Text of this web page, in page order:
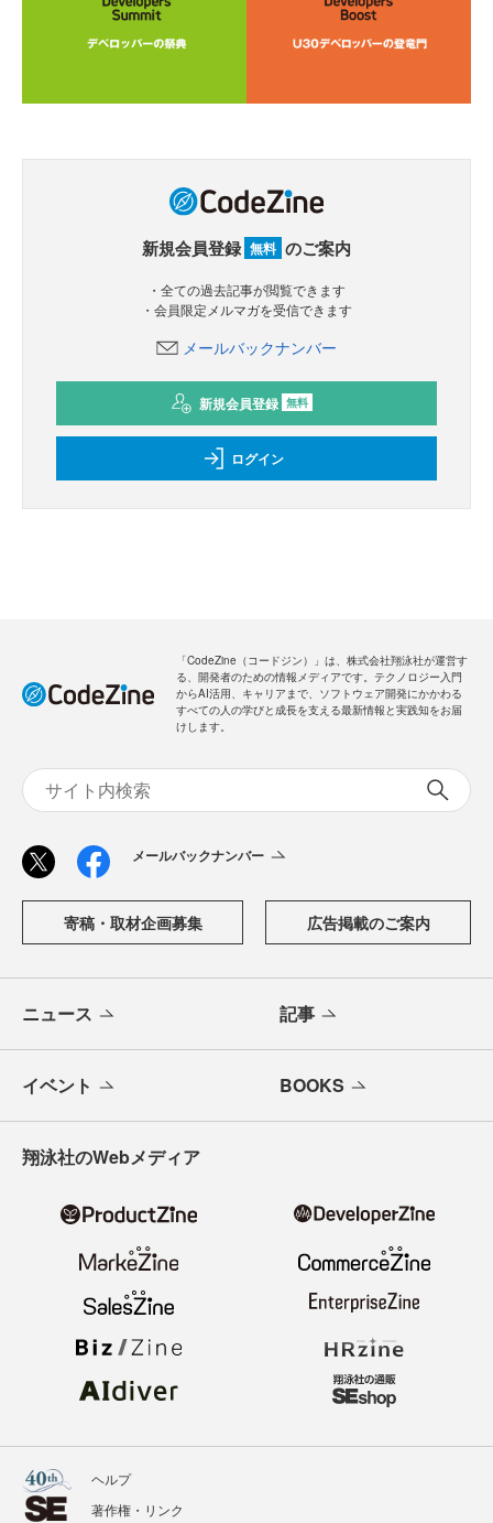
新規会員登録 無料 のご案内
・全ての過去記事が閲覧できます
・会員限定メルマガを受信できます
メールバックナンバー
新規会員登録 無料
ログイン
「CodeZine（コードジン）」は、株式会社翔泳社が運営す
る、開発者のための情報メディアです。テクノロジー入門
からAI活用、キャリアまで、ソフトウェア開発にかかわる
すべての人の学びと成長を支える最新情報と実践知をお届
けします。
メールバックナンバー
寄稿・取材企画募集 広告掲載のご案内
ニュース 記事
イベント BOOKS
翔泳社のWebメディア
ヘルプ
著作権・リンク